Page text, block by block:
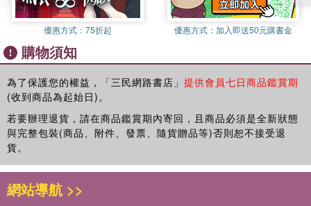
三、天氣現象
四、氣象預報
綜合評量
第4單元 地球的海洋
一、海水組成
二、海水鹽度
三、海水溫度
四、海水的運動
五、聖嬰與反聖嬰現象
綜合評量
優惠方式： 75折起 優惠方式： 加入即送50元購書金
購物須知
為了保護您的權益，「三民網路書店」 提供會員七日商品鑑賞期
(收到商品為起始日)。
若要辦理退貨，請在商品鑑賞期內寄回，且商品必須是全新狀態
與完整包裝(商品、附件、發票、隨貨贈品等)否則恕不接受退
貨。
網站導航 >>